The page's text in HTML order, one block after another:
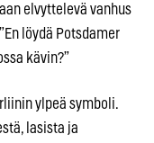
elvyttelevä vanhus
löydä Potsdamer
kävin?”
ylpeä symboli.
lasista ja